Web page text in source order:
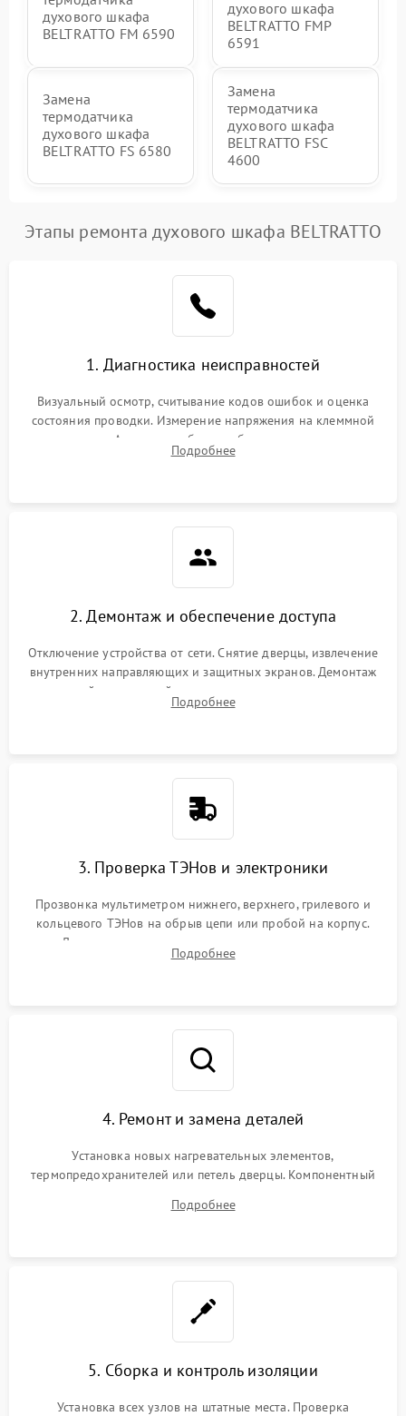
духового шкафа
BELTRATTO FM 6590
духового шкафа
BELTRATTO FMP
6591
Замена
термодатчика
духового шкафа
BELTRATTO FS 6580
Замена
термодатчика
духового шкафа
BELTRATTO FSC
4600
Этапы ремонта духового шкафа BELTRATTO
1. Диагностика неисправностей
Визуальный осмотр, считывание кодов ошибок и оценка
состояния проводки. Измерение напряжения на клеммной
колодке. Анализ жалоб на проблемы с нагревом,
конвекцией, панелью управления или блокировкой дверцы.
Подробнее
2. Демонтаж и обеспечение доступа
Отключение устройства от сети. Снятие дверцы, извлечение
внутренних направляющих и защитных экранов. Демонтаж
задней или верхней панели для прямого доступа к
нагревательным элементам, плате и вентиляторам.
Подробнее
3. Проверка ТЭНов и электроники
Прозвонка мультиметром нижнего, верхнего, грилевого и
кольцевого ТЭНов на обрыв цепи или пробой на корпус.
Диагностика термостата, датчиков температуры,
переключателя режимов и мотора конвекции.
Подробнее
4. Ремонт и замена деталей
Установка новых нагревательных элементов,
термопредохранителей или петель дверцы. Компонентный
выгоревших реле, восстановление контактов и замена
Подробнее
5. Сборка и контроль изоляции
Установка всех узлов на штатные места. Проверка